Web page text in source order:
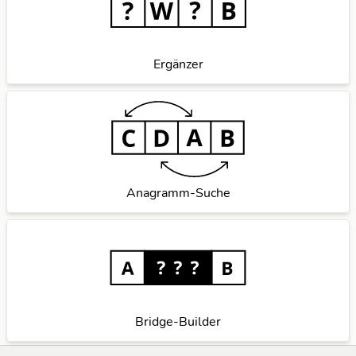
Ergänzer
Anagramm-Suche
Bridge-Builder